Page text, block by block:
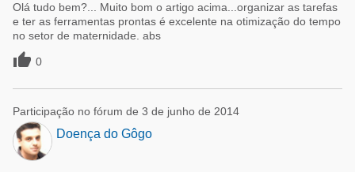
Olá tudo bem?... Muito bom o artigo acima...organizar as tarefas
e ter as ferramentas prontas é excelente na otimização do tempo
no setor de maternidade. abs
 0
Participação no fórum de 3 de junho de 2014
Doença do Gôgo